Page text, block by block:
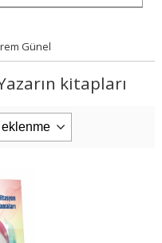
Günel
kitapları